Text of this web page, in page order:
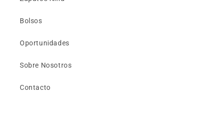
Bolsos
Oportunidades
Sobre Nosotros
Contacto